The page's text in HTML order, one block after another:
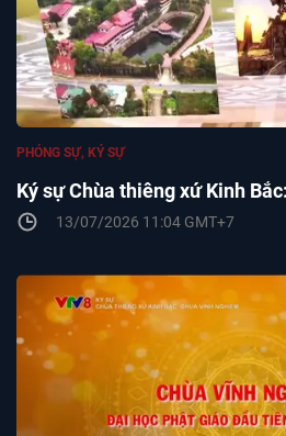
Ký sự Chùa thiêng xứ Kinh
PHÓNG SỰ, KÝ SỰ
13/07/2026 11:04 GMT+7